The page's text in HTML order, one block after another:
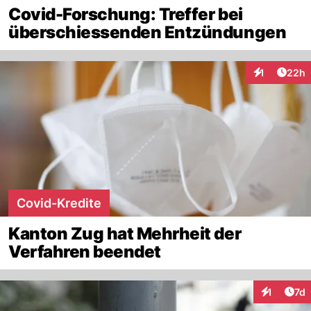
Covid-Forschung: Treffer bei
überschiessenden Entzündungen
1
Interaktionen
22h
Covid-Kredite
Kanton Zug hat Mehrheit der
Verfahren beendet
1 7d